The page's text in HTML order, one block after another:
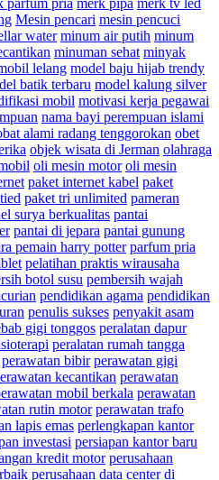
parfum pria merk pipa merk tv led
Mesin pencari mesin pencuci
water minum air putih minum
minuman sehat minyak
lelang model baju hijab trendy
batik terbaru model kalung silver
mobil motivasi kerja pegawai
nama bayi perempuan islami
alami radang tenggorokan obet
objek wisata di Jerman olahraga
oli mesin motor oli mesin
paket internet kabel paket
paket tri unlimited pameran
surya berkualitas pantai
pantai di jepara pantai gunung
pemain harry potter parfum pria
pelatihan praktis wirausaha
botol susu pembersih wajah
pendidikan agama pendidikan
penulis sukses penyakit asam
gigi tonggos peralatan dapur
peralatan rumah tangga
perawatan bibir perawatan gigi
kecantikan perawatan
mobil berkala perawatan
rutin motor perawatan trafo
lapis emas perlengkapan kantor
investasi persiapan kantor baru
kredit motor perusahaan
perusahaan data center di